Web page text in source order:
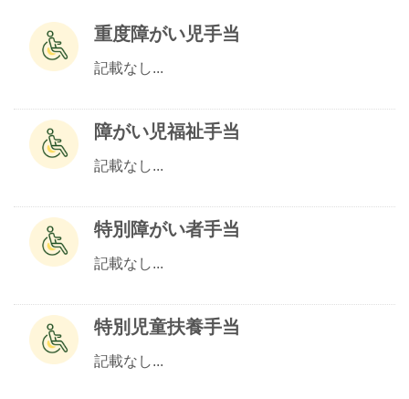
重度障がい児手当
記載なし...
障がい児福祉手当
記載なし...
特別障がい者手当
記載なし...
特別児童扶養手当
記載なし...